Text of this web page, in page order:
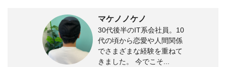
マケノノケノ
30代後半のIT系会社員。10
代の頃から恋愛や人間関係
でさまざまな経験を重ねて
きました。 今でこそ...